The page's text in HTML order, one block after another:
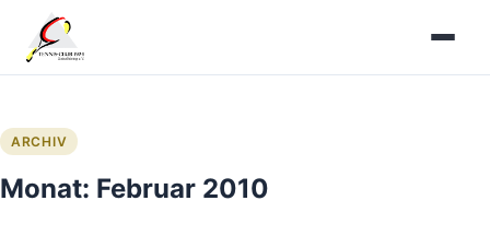
Inhalt
springen
ARCHIV
Monat: Februar 2010